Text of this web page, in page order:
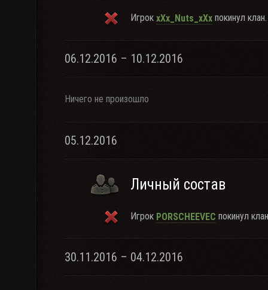
Игрок xXx_Nuts_xXx покинул клан.
06.12.2016 – 10.12.2016
Ничего не произошло
05.12.2016
Личный состав
Игрок PORSCHEEVEC покинул
30.11.2016 – 04.12.2016